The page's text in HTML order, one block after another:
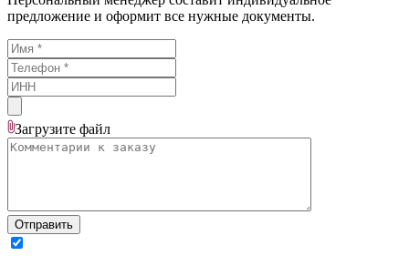
предложение и оформит все нужные документы.
Загрузите файл
Отправить